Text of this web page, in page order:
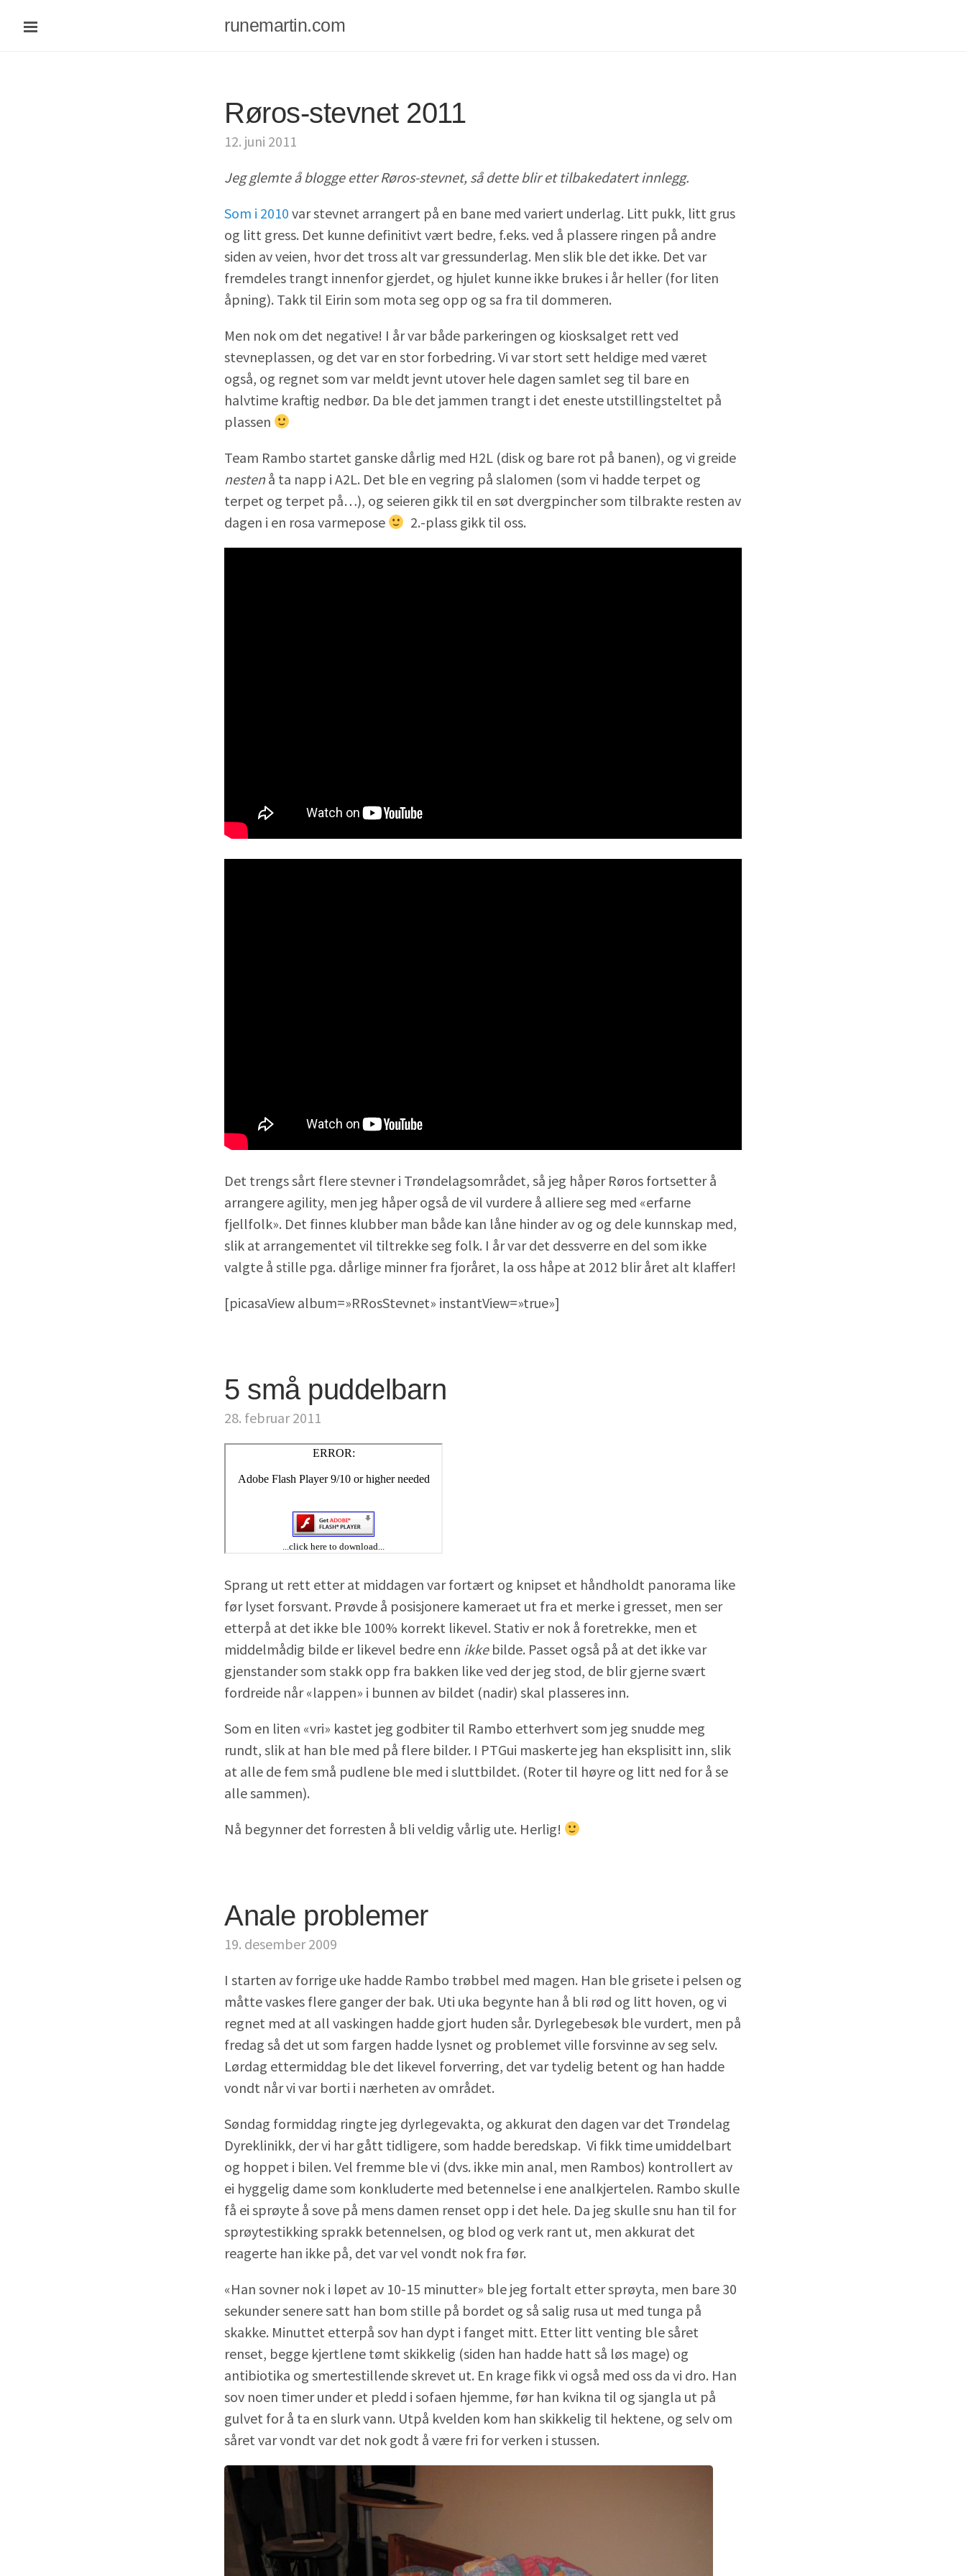
runemartin.com
Røros-stevnet 2011
12. juni 2011
Jeg glemte å blogge etter Røros-stevnet, så dette blir et tilbakedatert innlegg.
Som i 2010 var stevnet arrangert på en bane med variert underlag. Litt pukk, litt grus
og litt gress. Det kunne definitivt vært bedre, f.eks. ved å plassere ringen på andre
siden av veien, hvor det tross alt var gressunderlag. Men slik ble det ikke. Det var
fremdeles trangt innenfor gjerdet, og hjulet kunne ikke brukes i år heller (for liten
åpning). Takk til Eirin som mota seg opp og sa fra til dommeren.
Men nok om det negative! I år var både parkeringen og kiosksalget rett ved
stevneplassen, og det var en stor forbedring. Vi var stort sett heldige med været
også, og regnet som var meldt jevnt utover hele dagen samlet seg til bare en
halvtime kraftig nedbør. Da ble det jammen trangt i det eneste utstillingsteltet på
plassen
Team Rambo startet ganske dårlig med H2L (disk og bare rot på banen), og vi greide
nestenå ta napp i A2L. Det ble en vegring på slalomen (som vi hadde terpet og
terpet og terpet på…), og seieren gikk til en søt dvergpincher som tilbrakte resten av
dagen i en rosa varmepose
2.-plass gikk til oss.
Det trengs sårt flere stevner i Trøndelagsområdet, så jeg håper Røros fortsetter å
arrangere agility, men jeg håper også de vil vurdere å alliere seg med «erfarne
fjellfolk». Det finnes klubber man både kan låne hinder av og og dele kunnskap med,
slik at arrangementet vil tiltrekke seg folk. I år var det dessverre en del som ikke
valgte å stille pga. dårlige minner fra fjoråret, la oss håpe at 2012 blir året alt klaffer!
[picasaView album=»RRosStevnet» instantView=»true»]
5 små puddelbarn
28. februar 2011
Sprang ut rett etter at middagen var fortært og knipset et håndholdt panorama like
før lyset forsvant. Prøvde å posisjonere kameraet ut fra et merke i gresset, men ser
etterpå at det ikke ble 100% korrekt likevel. Stativ er nok å foretrekke, men et
middelmådig bilde er likevel bedre enn ikkebilde. Passet også på at det ikke var
gjenstander som stakk opp fra bakken like ved der jeg stod, de blir gjerne svært
fordreide når «lappen» i bunnen av bildet (nadir) skal plasseres inn.
Som en liten «vri» kastet jeg godbiter til Rambo etterhvert som jeg snudde meg
rundt, slik at han ble med på flere bilder. I PTGui maskerte jeg han eksplisitt inn, slik
at alle de fem små pudlene ble med i sluttbildet. (Roter til høyre og litt ned for å se
alle sammen).
Nå begynner det forresten å bli veldig vårlig ute. Herlig!
Anale problemer
19. desember 2009
I starten av forrige uke hadde Rambo trøbbel med magen. Han ble grisete i pelsen og
måtte vaskes flere ganger der bak. Uti uka begynte han å bli rød og litt hoven, og vi
regnet med at all vaskingen hadde gjort huden sår. Dyrlegebesøk ble vurdert, men på
fredag så det ut som fargen hadde lysnet og problemet ville forsvinne av seg selv.
Lørdag ettermiddag ble det likevel forverring, det var tydelig betent og han hadde
vondt når vi var borti i nærheten av området.
Søndag formiddag ringte jeg dyrlegevakta, og akkurat den dagen var det Trøndelag
Dyreklinikk, der vi har gått tidligere, som hadde beredskap. Vi fikk time umiddelbart
og hoppet i bilen. Vel fremme ble vi (dvs. ikke min anal, men Rambos) kontrollert av
ei hyggelig dame som konkluderte med betennelse i ene analkjertelen. Rambo skulle
få ei sprøyte å sove på mens damen renset opp i det hele. Da jeg skulle snu han til for
sprøytestikking sprakk betennelsen, og blod og verk rant ut, men akkurat det
reagerte han ikke på, det var vel vondt nok fra før.
«Han sovner nok i løpet av 10-15 minutter» ble jeg fortalt etter sprøyta, men bare 30
sekunder senere satt han bom stille på bordet og så salig rusa ut med tunga på
skakke. Minuttet etterpå sov han dypt i fanget mitt. Etter litt venting ble såret
renset, begge kjertlene tømt skikkelig (siden han hadde hatt så løs mage) og
antibiotika og smertestillende skrevet ut. En krage fikk vi også med oss da vi dro. Han
sov noen timer under et pledd i sofaen hjemme, før han kvikna til og sjangla ut på
gulvet for å ta en slurk vann. Utpå kvelden kom han skikkelig til hektene, og selv om
såret var vondt var det nok godt å være fri for verken i stussen.